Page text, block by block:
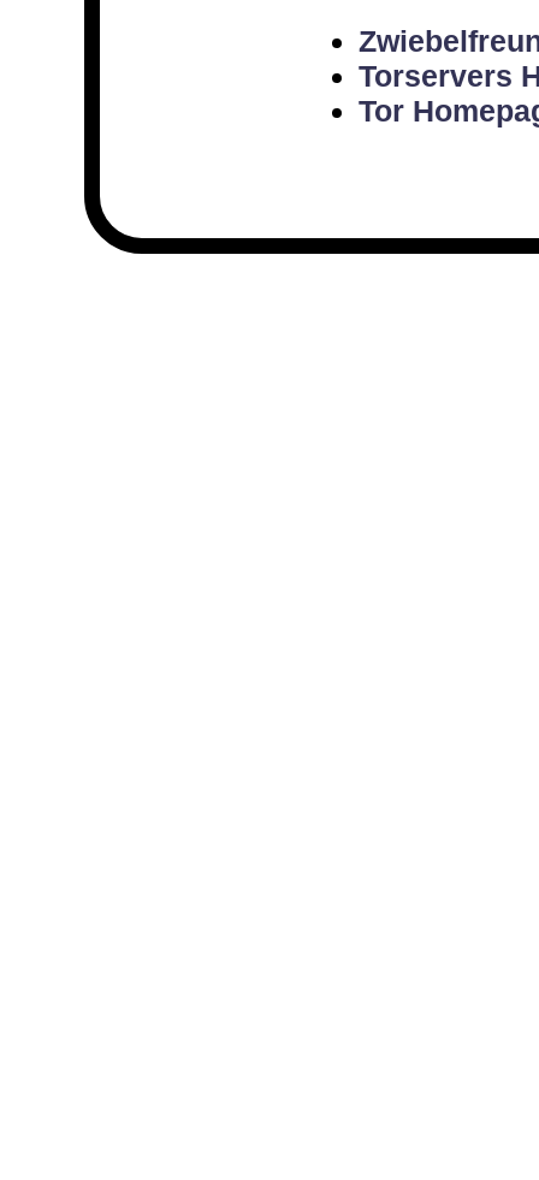
Torservers
Tor